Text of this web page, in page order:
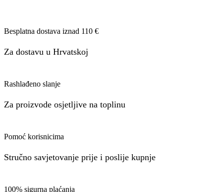
Besplatna dostava iznad 110 €
Za dostavu u Hrvatskoj
Rashlađeno slanje
Za proizvode osjetljive na toplinu
Pomoć korisnicima
Stručno savjetovanje prije i poslije kupnje
100% sigurna plaćanja